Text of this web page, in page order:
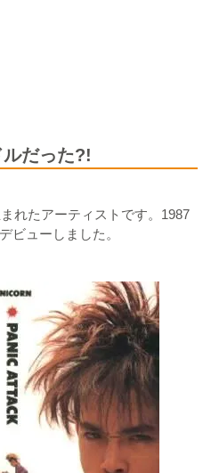
だった?!
れたアーティストです。1987
ビューしました。